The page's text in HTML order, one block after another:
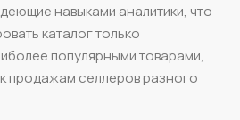
навыками аналитики, что
каталог только
популярными товарами,
продажам селлеров разного